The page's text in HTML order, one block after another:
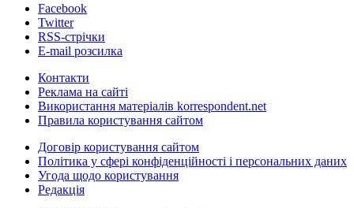
Facebook
Twitter
RSS-стрічки
E-mail розсилка
Контакти
Реклама на сайті
Використання матеріалів korrespondent.net
Правила користування сайтом
Договір користування сайтом
Політика у сфері конфіденційності і персональних даних
Угода щодо користування
Редакція